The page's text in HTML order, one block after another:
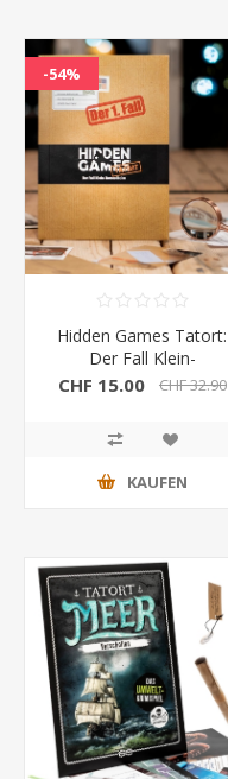
-54%
Hidden Games Tatort:
Der Fall Klein-
Borstelheim 1.Fall
CHF 15.00 CHF 32.90
KAUFEN